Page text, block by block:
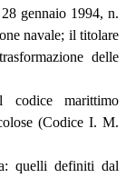
gennaio 1994, n.
navale; il titolare
delle
marittimo
(Codice I. M.
quelli definiti dal